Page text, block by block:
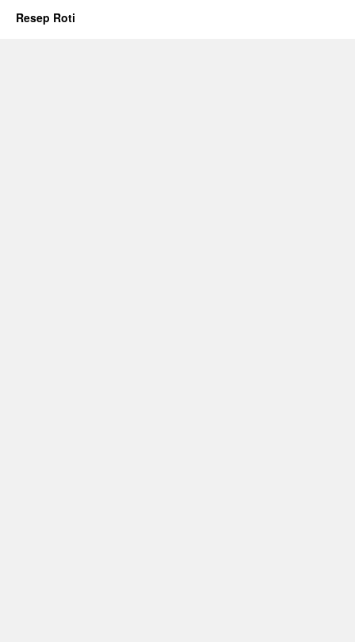
Resep Roti